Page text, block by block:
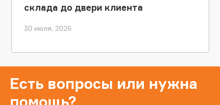
склада до двери клиента
30 июля, 2026
Есть вопросы или нужна